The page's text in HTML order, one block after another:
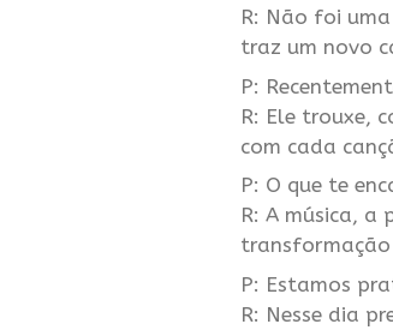
R: Não foi
traz um novo
P:
R: Ele trouxe,
com cada
P: O que te
R: A música, a
transformação
P: Estamos
R: Nesse dia